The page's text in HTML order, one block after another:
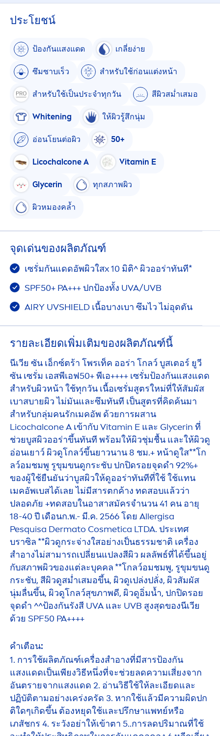
ประโยชน์
ป้องกันแสงแดด เกลี่ยง่าย
ซึมซาบเร็ว สำหรับใช้ก่อนแต่งหน้า
สำหรับใช้เป็นประจำทุกวัน สีผิวสม่ำเสมอ
Whitening ให้ผิวรู้สึกนุ่ม
อ่อนโยนต่อผิว 50+
Licochalcone A Vitamin E
Glycerin ทุกสภาพผิว
ผิวหมองคล้ำ
จุดเด่นของผลิตภัณฑ์
เซรั่มกันแดดอัพผิวใสx 10 มิติ^ ผิวออร่าทันที*
SPF50+ PA+++ ปกป้องทั้ง UVA/UVB
AIRY UVSHIELD เนื้อบางเบา ซึมไว ไม่อุดตัน
รายละเอียดเพิ่มเติมของผลิตภัณฑ์นี้
นีเวีย ซัน เอ็กซ์ตร้า โพรเท็ค ออร่า โกลว์ บูสเตอร์ ยูวี
ซัน เซรั่ม เอสพีเอฟ50+ พีเอ++++ เซรั่มป้องกันแสงแดด
สำหรับผิวหน้า ใช้ทุกวัน เนื้อเซรั่มสูตรใหม่ที่ให้สัมผัส
เบาสบายผิว ไม่มันและซึมทันที เป็นสูตรที่คิดค้นมา
สำหรับกลุ่มคนรักเมคอัพ ด้วยการผสาน
Licochalcone A เข้ากับVitamin E และ Glycerin ที่
ช่วยบูสผิวออร่าขึ้นทันที พร้อมให้ผิวชุ่มชื้น และให้ผิวดู
อ่อนเยาว์ ผิวดูโกลว์ขึ้นยาวนาน 8 ชม.+ หน้าดูใส**โก
ลว์อมชมพู รูขุมขนดูกระชับ ปกปิดรอยจุดดำ 92%+
ของผู้ใช้ยืนยันว่าบูสผิวให้ดูออร่าทันทีที่ใช้ ใช้แทน
เมคอัพเบสได้เลย ไม่มีสารตกค้าง ทดสอบแล้วว่า
ปลอดภัย +ทดสอบในอาสาสมัครจำนวน 41 คน อายุ
18-40 ปี เดือนก.พ.- มี.ค. 2566 โดย Allergisa
Pesquisa Dermato Cosmetica LTDA. ประเทศ
บราซิล **ผิวดูกระจ่างใสอย่างเป็นธรรมชาติ เครื่อง
สำอางไม่สามารถเปลี่ยนแปลงสีผิว ผลลัพธ์ที่ได้ขึ้นอยู่
กับสภาพผิวของแต่ละบุคคล **โกลว์อมชมพู, รูขุมขนดู
กระชับ, สีผิวดูสม่ำเสมอขึ้น, ผิวดูเปล่งปลั่ง, ผิวสัมผัส
นุ่มลื่นขึ้น, ผิวดูโกลว์สุขภาพดี, ผิวดูอิ่มน้ำ, ปกปิดรอย
จุดดำ ^^ป้องกันรังสี UVA และ UVB สูงสุดของนีเวีย
ด้วย SPF50 PA++++
คำเตือน:
1. การใช้ผลิตภัณฑ์เครื่องสำอางที่มีสารป้องกัน
แสงแดดเป็นเพียงวิธีหนึ่งที่จะช่วยลดความเสี่ยงจาก
อันตรายจากแสงแดด 2. อ่านวิธีใช้ให้ละเอียดและ
ปฏิบัติตามอย่างเคร่งครัด 3. หากใช้แล้วมีความผิดปก
ติใดๆเกิดขึ้น ต้องหยุดใช้และปรึกษาแพทย์หรือ
เภสัชกร 4. ระวังอย่าให้เข้าตา 5..การลดปริมาณที่ใช้